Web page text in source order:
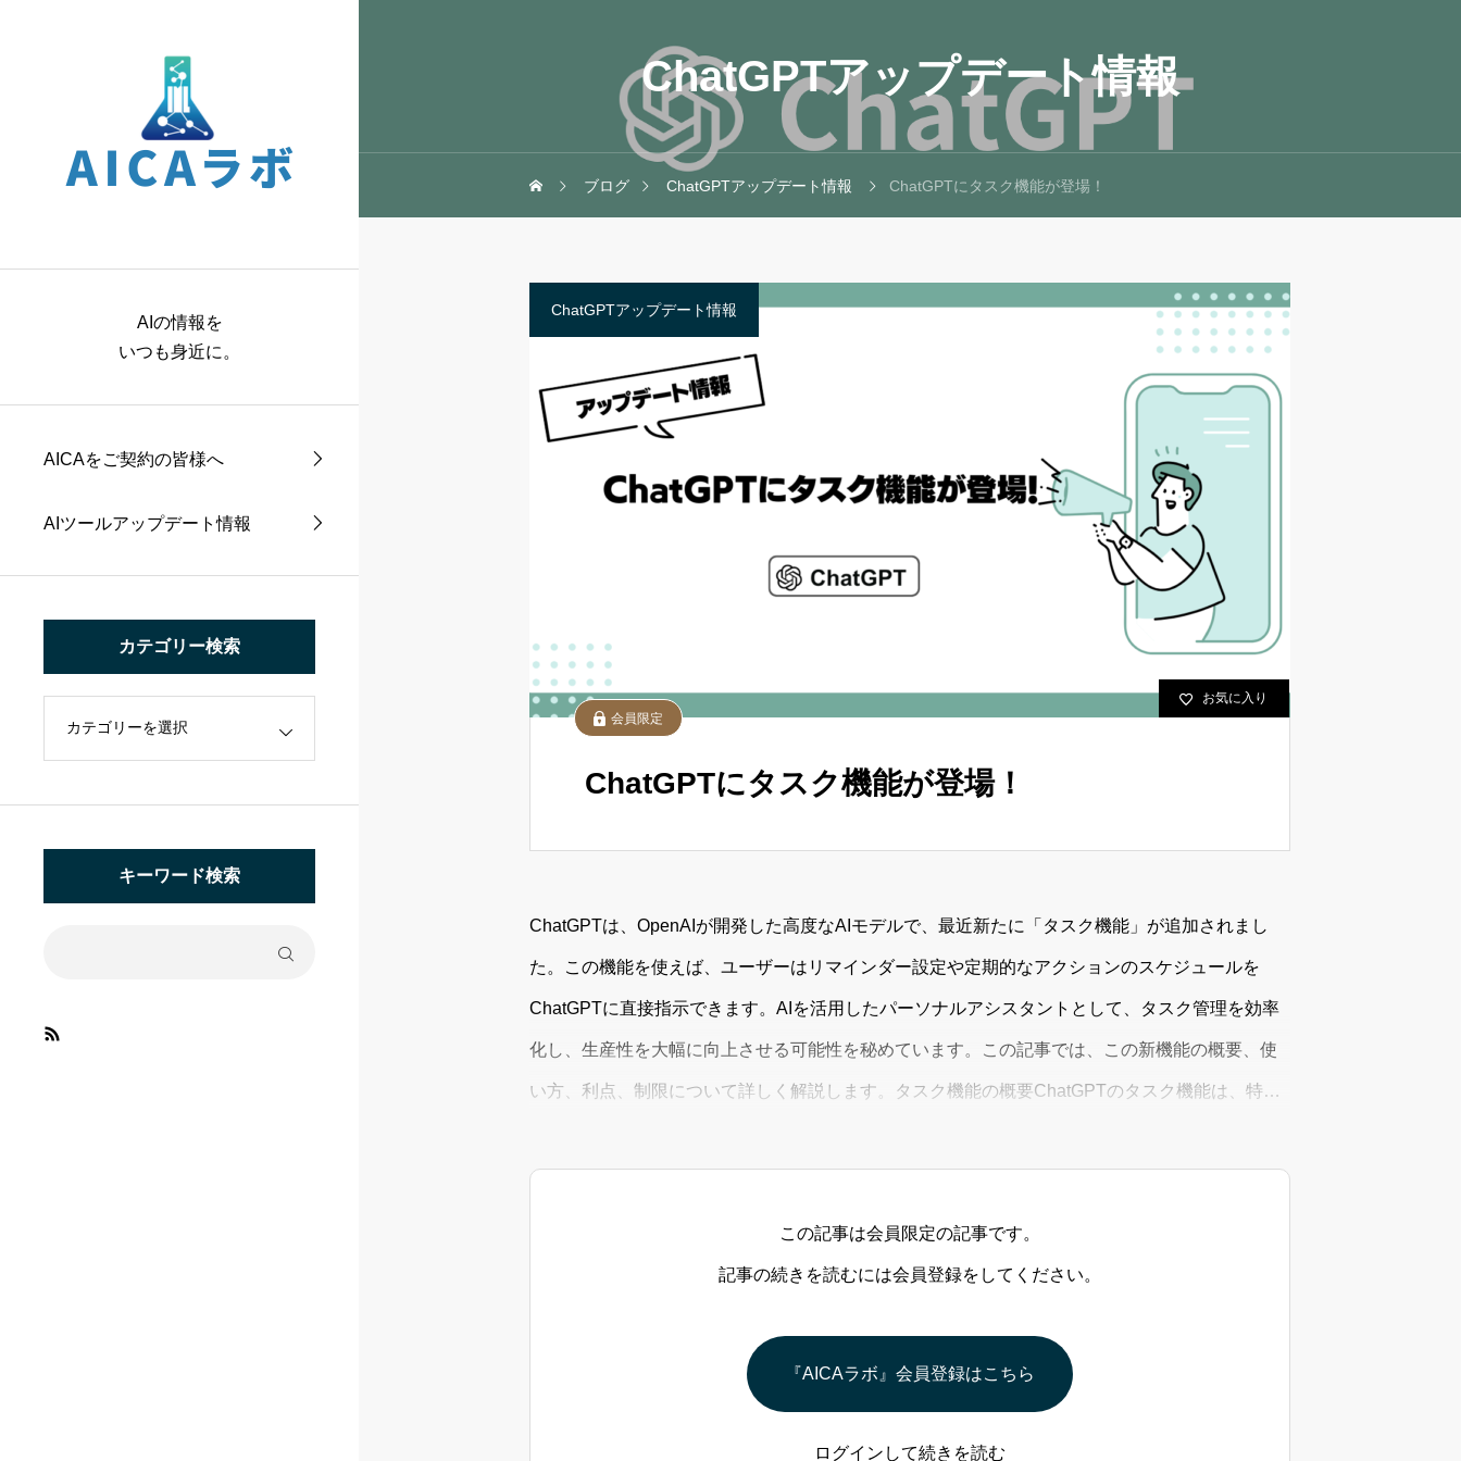
AIの情報を
いつも身近に。
AICAをご契約の皆様へ
AIツールアップデート情報
カテゴリー検索
キーワード検索
ChatGPTアップデート情報
ブログ ChatGPTアップデート情報 ChatGPTにタスク機能が登場！
ChatGPTアップデート情報
お気に入り
会員限定
ChatGPTにタスク機能が登場！
ChatGPTは、OpenAIが開発した高度なAIモデルで、最近新たに「タスク機能」が追加されまし
た。この機能を使えば、ユーザーはリマインダー設定や定期的なアクションのスケジュールを
ChatGPTに直接指示できます。AIを活用したパーソナルアシスタントとして、タスク管理を効率
化し、生産性を大幅に向上させる可能性を秘めています。この記事では、この新機能の概要、使
い方、利点、制限について詳しく解説します。タスク機能の概要ChatGPTのタスク機能は、特定
スクに対応可能です。リマ
この記事は会員限定の記事です。
記事の続きを読むには会員登録をしてください。
『AICAラボ』会員登録はこちら
ログインして続きを読む